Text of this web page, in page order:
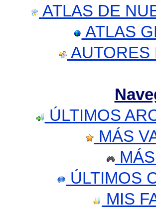
ATLAS DE
ATLAS
AUTORES
ÚLTIMOS
MÁS
ÚLTIMOS
MIS